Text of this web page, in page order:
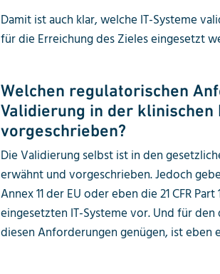
Damit ist auch klar, welche IT-Systeme
für die Erreichung des Zieles eingesetzt
Welchen regulatorischen
Validierung in der klinischen
vorgeschrieben?
Die Validierung selbst ist in den
erwähnt und vorgeschrieben. Jedoch
Annex 11 der EU oder eben die 21 CFR
eingesetzten IT-Systeme vor. Und für
diesen Anforderungen genügen, ist